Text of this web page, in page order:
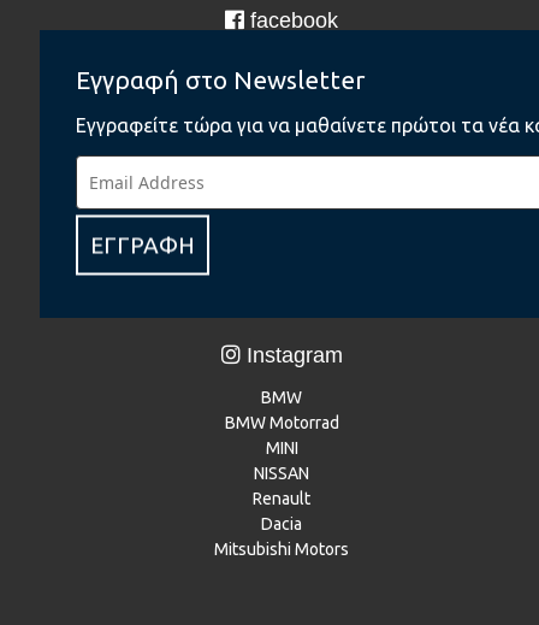
Εγγραφή στο Newsletter
Εγγραφείτε τώρα για να μαθαίνετε πρώτοι τα νέα
ΕΓΓΡΑΦΗ
facebook
BMW Motorrad
Jaguar
Renault
Instagram
BMW
BMW Motorrad
MINI
NISSAN
Renault
Dacia
Mitsubishi Motors